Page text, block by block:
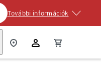
További információk